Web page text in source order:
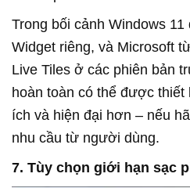
Trong bối cảnh Windows
Widget riêng, và Microsoft
Live Tiles ở các phiên bản
hoàn toàn có thể được
ích và hiện đại hơn – nếu
nhu cầu từ người dùng.
7. Tùy chọn giới hạn sạc